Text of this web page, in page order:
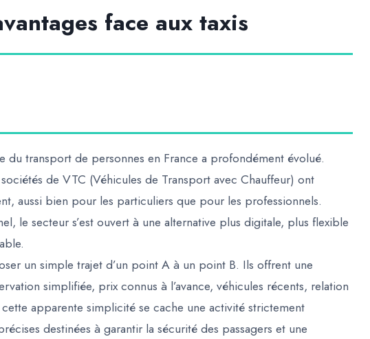
face aux taxis
du transport de personnes en France a profondément évolué.
de VTC (Véhicules de Transport avec Chauffeur) ont
aussi bien pour les particuliers que pour les professionnels.
le secteur s’est ouvert à une alternative plus digitale, plus flexible
un simple trajet d’un point A à un point B. Ils offrent une
simplifiée, prix connus à l’avance, véhicules récents, relation
apparente simplicité se cache une activité strictement
destinées à garantir la sécurité des passagers et une